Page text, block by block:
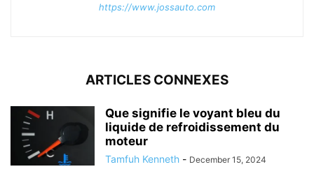
https://www.jossauto.com
ARTICLES CONNEXES
Que signifie le voyant bleu du
liquide de refroidissement du
moteur
Tamfuh Kenneth - December 15, 2024